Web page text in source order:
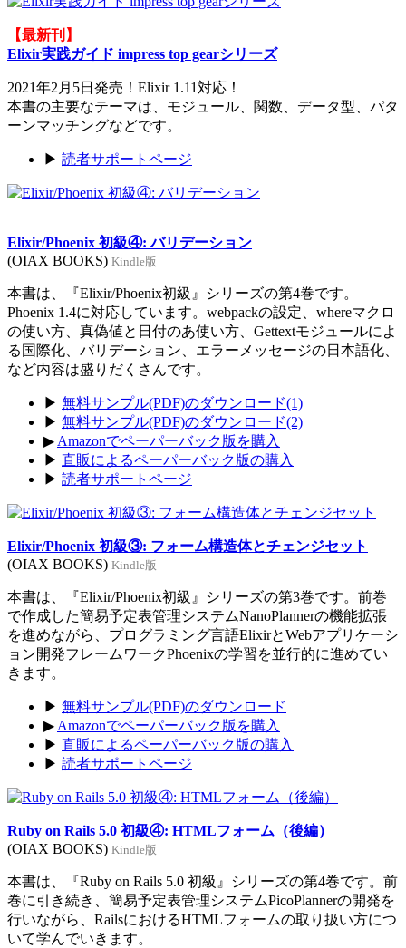
【最新刊】
Elixir実践ガイド impress top gearシリーズ
2021年2月5日発売！Elixir 1.11対応！
本書の主要なテーマは、モジュール、関数、データ型、パタ
ーンマッチングなどです。
▶ 読者サポートページ
Elixir/Phoenix 初級④: バリデーション
(OIAX BOOKS) Kindle版
本書は、『Elixir/Phoenix初級』シリーズの第4巻です。
Phoenix 1.4に対応しています。webpackの設定、whereマクロ
の使い方、真偽値と日付のあ使い方、Gettextモジュールによ
る国際化、バリデーション、エラーメッセージの日本語化、
など内容は盛りだくさんです。
▶ 無料サンプル(PDF)のダウンロード(1)
▶ 無料サンプル(PDF)のダウンロード(2)
▶ Amazonでペーパーバック版を購入
▶ 直販によるペーパーバック版の購入
▶ 読者サポートページ
Elixir/Phoenix 初級③: フォーム構造体とチェンジセット
(OIAX BOOKS) Kindle版
本書は、『Elixir/Phoenix初級』シリーズの第3巻です。前巻
で作成した簡易予定表管理システムNanoPlannerの機能拡張
を進めながら、プログラミング言語ElixirとWebアプリケーシ
ョン開発フレームワークPhoenixの学習を並行的に進めてい
きます。
▶ 無料サンプル(PDF)のダウンロード
▶ Amazonでペーパーバック版を購入
▶ 直販によるペーパーバック版の購入
▶ 読者サポートページ
Ruby on Rails 5.0 初級④: HTMLフォーム（後編）
(OIAX BOOKS) Kindle版
本書は、『Ruby on Rails 5.0 初級』シリーズの第4巻です。前
巻に引き続き、簡易予定表管理システムPicoPlannerの開発を
行いながら、RailsにおけるHTMLフォームの取り扱い方につ
いて学んでいきます。